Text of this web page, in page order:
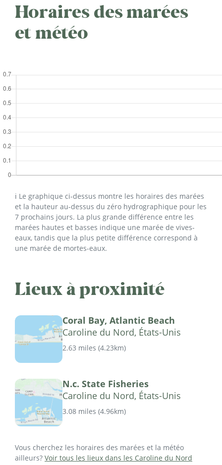
Horaires des marées
et météo
ℹ️ Le graphique ci-dessus montre les horaires des marées
et la hauteur au-dessus du zéro hydrographique pour les
7 prochains jours. La plus grande différence entre les
marées hautes et basses indique une marée de vives-
eaux, tandis que la plus petite différence correspond à
une marée de mortes-eaux.
Lieux à proximité
Coral Bay, Atlantic Beach
Caroline du Nord, États-Unis
2.63 miles (4.23km)
N.c. State Fisheries
Caroline du Nord, États-Unis
3.08 miles (4.96km)
Vous cherchez les horaires des marées et la météo
ailleurs? Voir tous les lieux dans les Caroline du Nord